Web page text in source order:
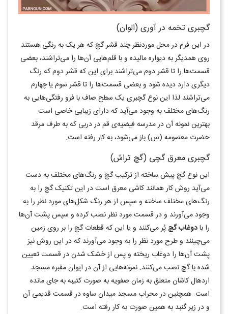
گچبری تخمه در آوری (الوان)
در این فرم در محل موردنظر چند قشر گچ که هر یک به رنگی هستند
روی همدیگر به دیواره مالیده و با قلم‌هایی آن‌ها را می‌تراشند، بعضی
قسمت‌ها را تا قشر دوم می‌تراشند برای این که قشر دوم که رنگ
دیگری دارد دیده شود و بعضی قسمت‌ها را تا قشر سوم یا چهارم
می‌تراشند لذا این نوع گچبری یک سطح صاف با فرو رفتگی‌هایی به
رنگ‌های مختلف به وجود می‌آید که دارای زیبایی خاصی است.
بهترین نمونه آن در مدرسه فیضیه‌ی قم در دربی که به طرف مرقد
حضرت معصومه (س) باز می‌شود، به کار رفته است.
گچبری معرق گچی (گچ تراش)
این نوع گچ پیش ساخته از ترکیب گچ و رنگ‌های مختلف به دست
می‌آید روش کار همانند کاشی معرق است در این تکنیک گچ را به
رنگ‌های مختلف ساخته و سپس از هر رنگ شکل‌های مورد نظر را به
وجود می‌آورند و در قسمت مورد نظر نصب کرده و سپس پشت آن‌ها
را بادوغاب گچ پُر می‌کنند و یا این که قطعات گچ را بر روی زمین
می‌چینند و طرح مورد نظر را به وجود می‌آورند که در این روش نیز
پشت آن‌ها را دوغاب ریخته و پس از خشک شدن در قسمت تعیین
شده با گچ نصب می‌کنند. نمونه‌هایی از آن در ایوان مقبره مسجد
اردهال کاشان متعلق به زمان صفویه به صورت کتیبه به جای مانده
است. همچنین در محراب مسجد میدان ساوه در قسمت قدیمی آن
و در زیر گنبد به همین صورت به کار رفته است.